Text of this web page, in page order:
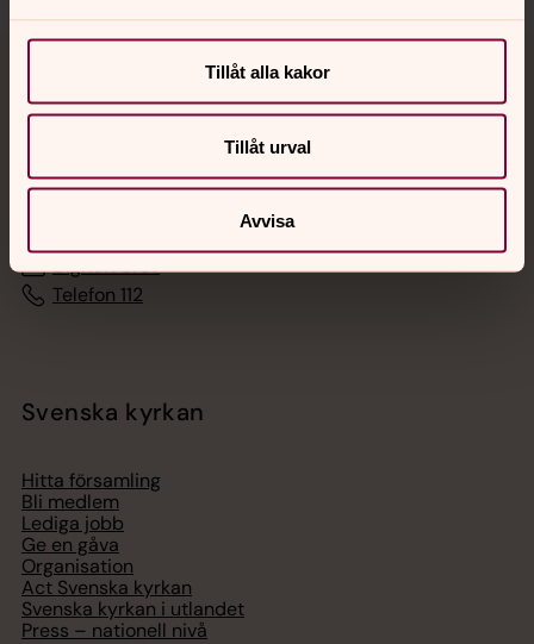
Tillåt alla kakor
Tillåt urval
Avvisa
Jourhavande präst
Akut samtals- och krisstöd. Prata eller chatta anonymt
Digitalt brev
Telefon 112
Svenska kyrkan
Hitta församling
Bli medlem
Lediga jobb
Ge en gåva
Organisation
Act Svenska kyrkan
Svenska kyrkan i utlandet
Press – nationell nivå